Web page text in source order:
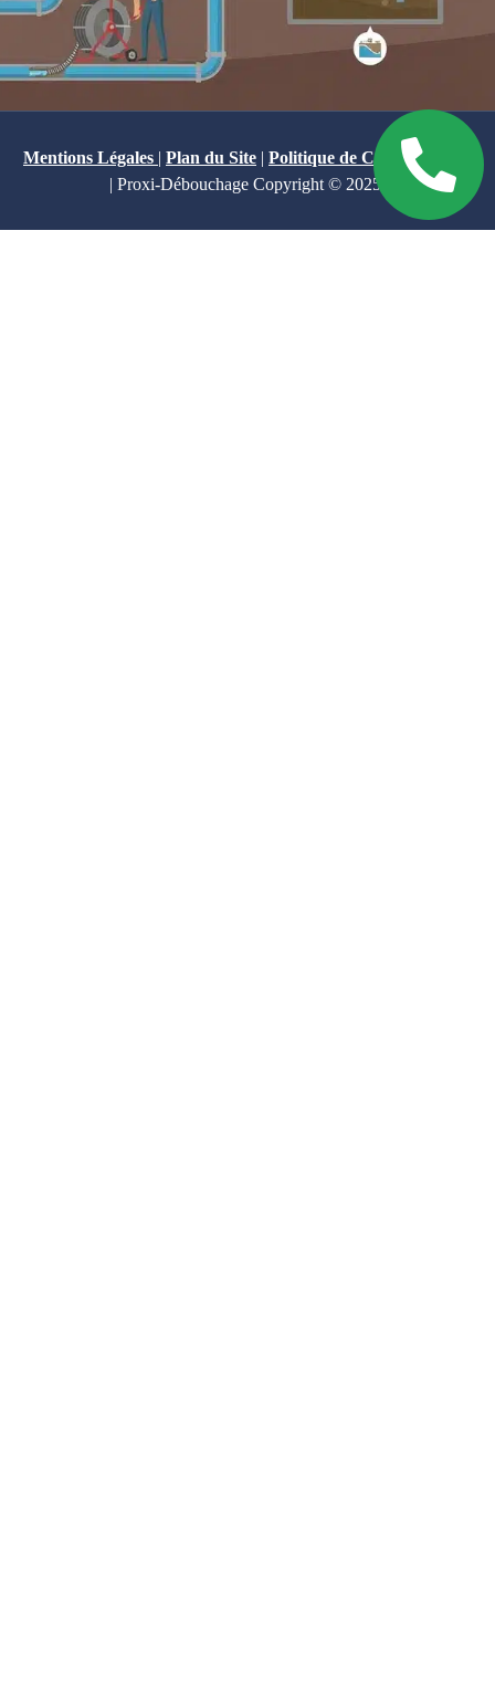
Mentions Légales | Plan du Site | Politique de Confidentialité
| Proxi-Débouchage Copyright © 2025